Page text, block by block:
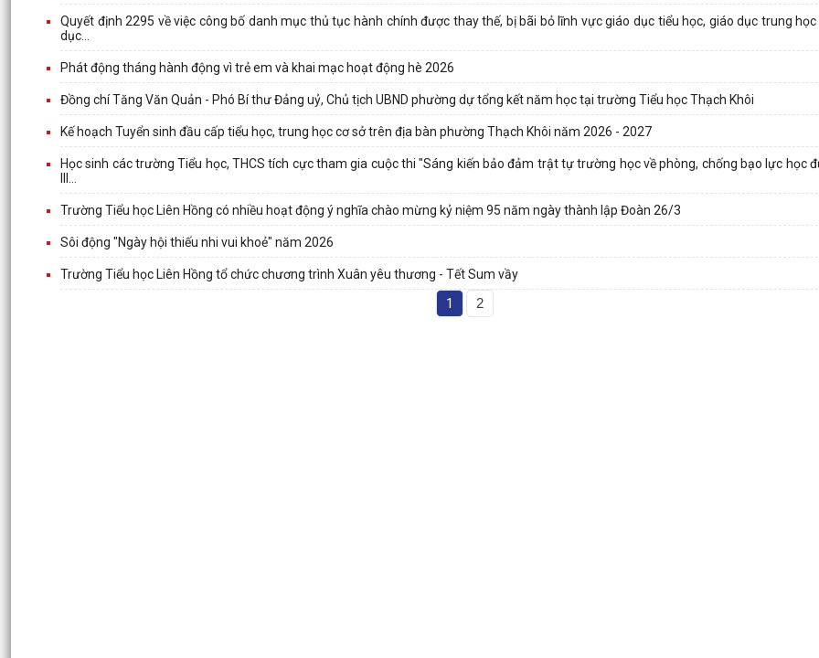
Quyết định 2295 về việc công bố danh mục thủ tục hành chính được thay thế, bị bãi bỏ lĩnh vực giáo dục tiểu học, giáo dục trung
dục...
Phát động tháng hành động vì trẻ em và khai mạc hoạt động hè 2026
Đồng chí Tăng Văn Quản - Phó Bí thư Đảng uỷ, Chủ tịch UBND phường dự tổng kết năm học tại trường Tiểu học Thạch Khôi
Kế hoạch Tuyển sinh đầu cấp tiểu học, trung học cơ sở trên địa bàn phường Thạch Khôi năm 2026 - 2027
Học sinh các trường Tiểu học, THCS tích cực tham gia cuộc thi "Sáng kiến bảo đảm trật tự trường học về phòng, chống bạo lực học
Trường Tiểu học Liên Hồng có nhiều hoạt động ý nghĩa chào mừng kỷ niệm 95 năm ngày thành lập Đoàn 26/3
Sôi động "Ngày hội thiếu nhi vui khoẻ" năm 2026
Trường Tiểu học Liên Hồng tổ chức chương trình Xuân yêu thương - Tết Sum vầy
1 2